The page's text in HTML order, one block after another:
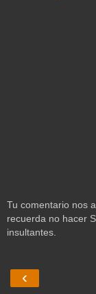
Tu comentario nos
recuerda no hacer
insultantes.
‹